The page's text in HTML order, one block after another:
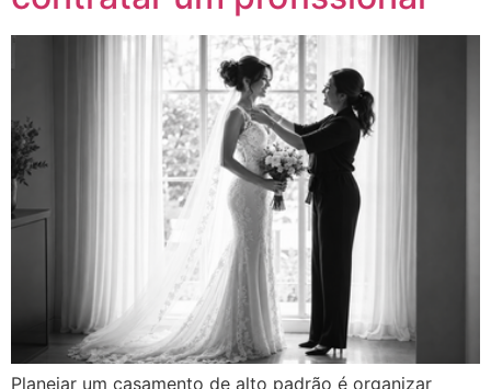
Planejar um casamento de alto padrão é organizar